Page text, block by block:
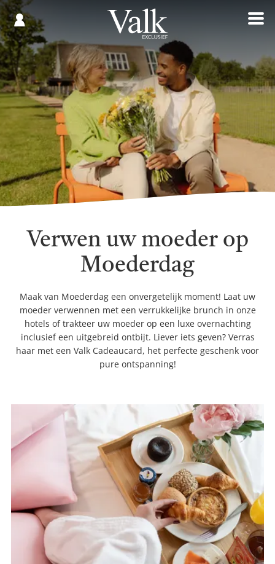
Registreren
Gespaard
0,00
Verwen uw moeder op
Moederdag
Maak van Moederdag een onvergetelijk moment! Laat uw
moeder verwennen met een verrukkelijke brunch in onze
hotels of trakteer uw moeder op een luxe overnachting
inclusief een uitgebreid ontbijt. Liever iets geven? Verras
haar met een Valk Cadeaucard, het perfecte geschenk voor
pure ontspanning!